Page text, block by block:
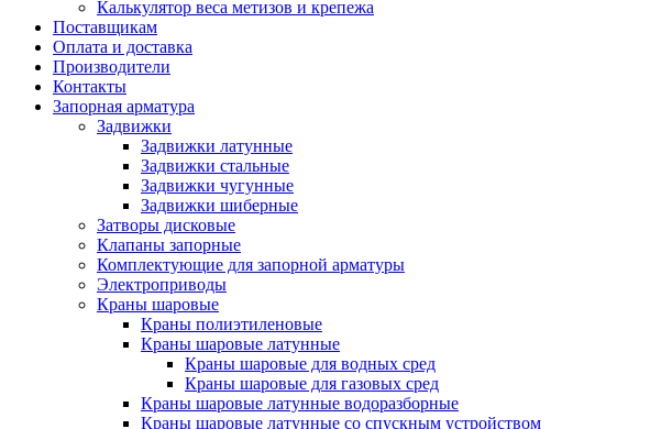
Калькулятор веса метизов и крепежа
Поставщикам
Оплата и доставка
Производители
Контакты
Запорная арматура
Задвижки
Задвижки латунные
Задвижки стальные
Задвижки чугунные
Задвижки шиберные
Затворы дисковые
Клапаны запорные
Комплектующие для запорной арматуры
Электроприводы
Краны шаровые
Краны полиэтиленовые
Краны шаровые латунные
Краны шаровые для водных сред
Краны шаровые для газовых сред
Краны шаровые латунные водоразборные
Краны шаровые латунные со спускным устройством